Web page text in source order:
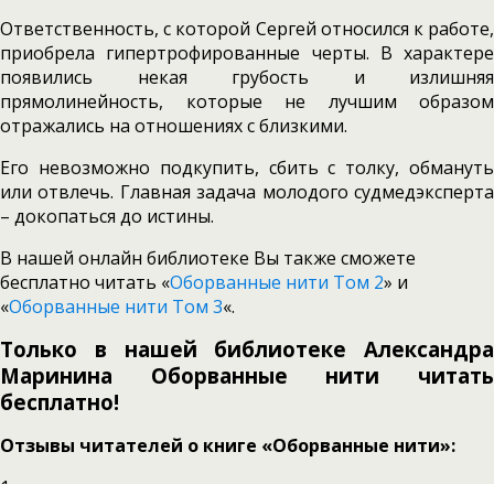
Ответственность, с которой Сергей относился к работе,
приобрела гипертрофированные черты. В характере
появились некая грубость и излишняя
прямолинейность, которые не лучшим образом
отражались на отношениях с близкими.
Его невозможно подкупить, сбить с толку, обмануть
или отвлечь. Главная задача молодого судмедэксперта
– докопаться до истины.
В нашей онлайн библиотеке Вы также сможете
бесплатно читать «Оборванные нити Том 2» и
«Оборванные нити Том 3«.
Только в нашей библиотеке Александра
Маринина Оборванные нити читать
бесплатно!
Отзывы читателей о книге «Оборванные нити»: